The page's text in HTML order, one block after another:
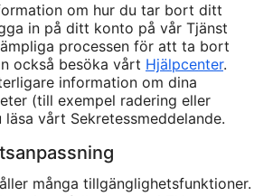
om hur du tar bort ditt
in på ditt konto på vår Tjänst
processen för att ta bort
också besöka vårt Hjälpcenter.
information om dina
(till exempel radering eller
vårt Sekretessmeddelande.
många tillgänglighetsfunktioner.